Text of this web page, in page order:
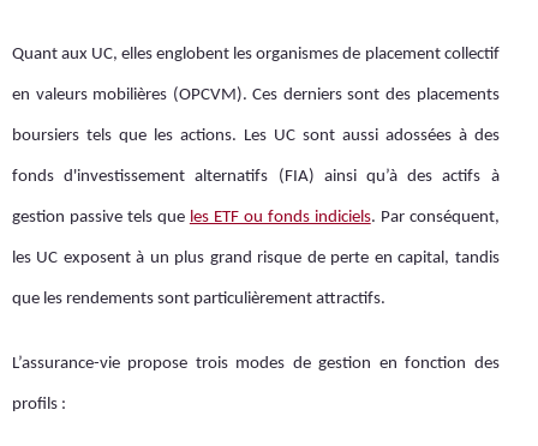
Quant aux UC, elles englobent les organismes de placement collectif
en valeurs mobilières (OPCVM). Ces derniers sont des placements
boursiers tels que les actions. Les UC sont aussi adossées à des
fonds d'investissement alternatifs (FIA) ainsi qu’à des actifs à
gestion passive tels que les ETF ou fonds indiciels. Par conséquent,
les UC exposent à un plus grand risque de perte en capital, tandis
que les rendements sont particulièrement attractifs.
L’assurance-vie propose trois modes de gestion en fonction des
profils :